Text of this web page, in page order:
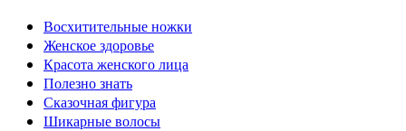
Восхитительные ножки
Женское здоровье
Красота женского лица
Полезно знать
Сказочная фигура
Шикарные волосы